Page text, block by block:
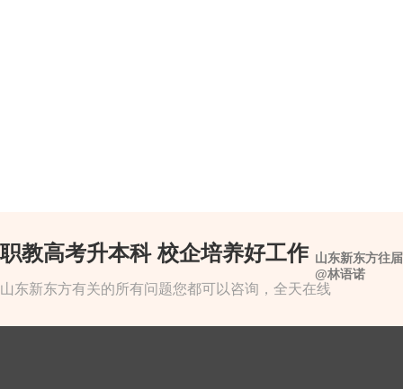
职教高考升本科 校企培养好工作
山东新东方有关的所有问题您都可以咨询，全天在线
山东新东方往
@林语诺